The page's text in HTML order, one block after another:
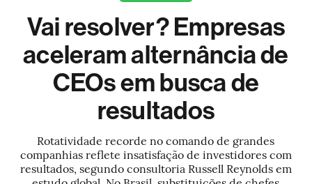
Vai resolver? Empresas
aceleram alternância de
CEOs em busca de
resultados
Rotatividade recorde no comando de grandes
companhias reflete insatisfação de investidores com
resultados, segundo consultoria Russell Reynolds em